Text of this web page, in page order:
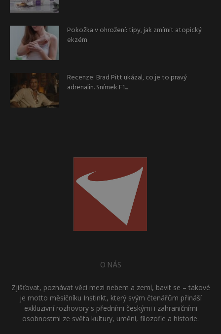
Pokožka v ohrožení: tipy, jak zmírnit atopický
ekzém
Recenze: Brad Pitt ukázal, co je to pravý
adrenalin. Snímek F1...
O NÁS
Zjišťovat, poznávat věci mezi nebem a zemí, bavit se – takové
je motto měsíčníku Instinkt, který svým čtenářům přináší
exkluzivní rozhovory s předními českými i zahraničními
osobnostmi ze světa kultury, umění, filozofie a historie.